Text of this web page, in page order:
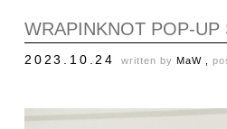
WRAPINKNOT POP-
2023.10.24 written by MaW ,